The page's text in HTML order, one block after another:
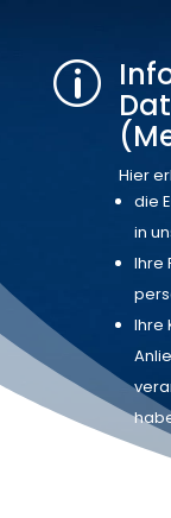
p
Hier
die
in
Ihre
Ihre